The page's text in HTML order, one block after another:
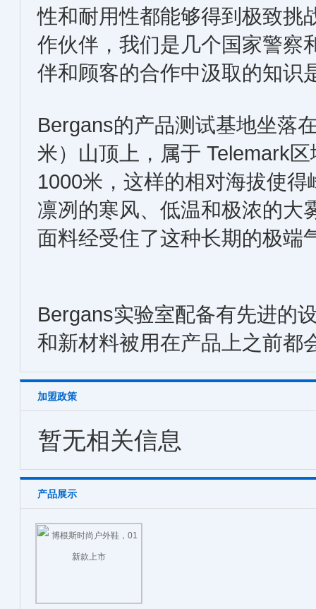
性和耐用性都能够得到极致挑
作伙伴，我们是几个国家警察
伴和顾客的合作中汲取的知识
Bergans的产品测试基地坐落
米）山顶上，属于 Telemark
1000米，这样的相对海拔使
凛冽的寒风、低温和极浓的大
面料经受住了这种长期的极端
Bergans实验室配备有先进的
和新材料被用在产品上之前都
加盟政策
暂无相关信息
产品展示